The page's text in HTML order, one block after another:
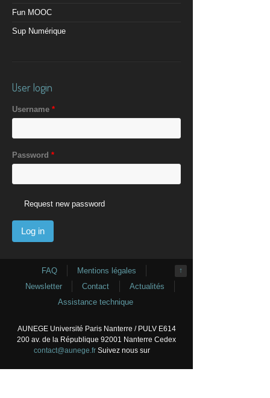
Fun MOOC
Sup Numérique
User login
Username *
Password *
Request new password
↑
FAQ
Mentions légales
Newsletter
Contact
Actualités
Assistance technique
AUNEGE Université Paris Nanterre / PULV E614
200 av. de la République 92001 Nanterre Cedex
contact@aunege.frSuivez nous sur